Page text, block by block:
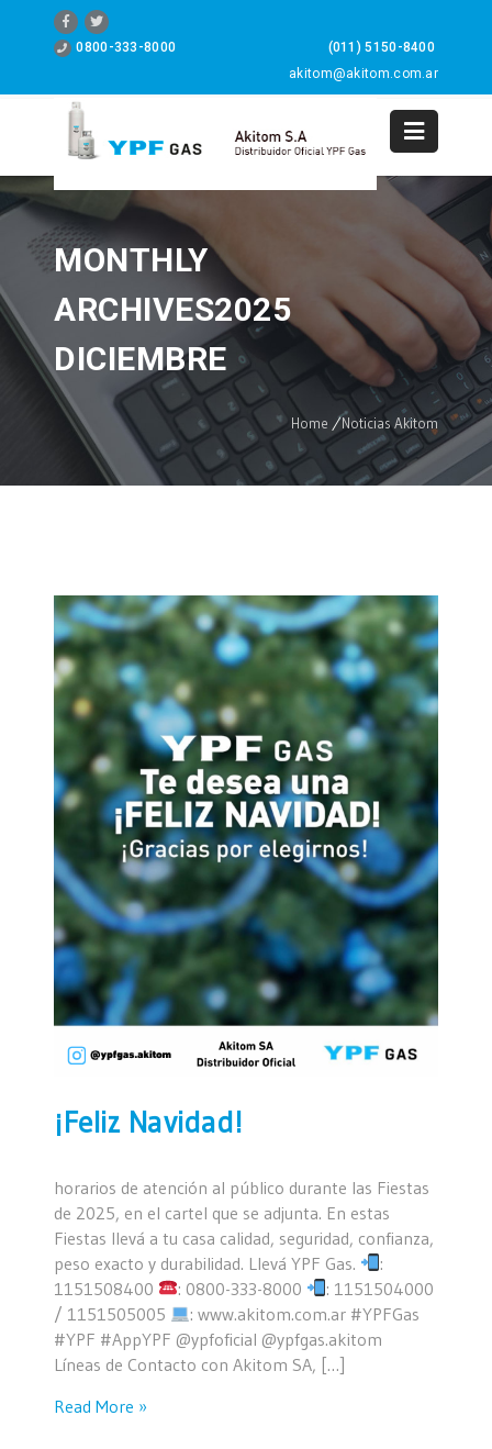
0800-333-8000
(011) 5150-8400
akitom@akitom.com.ar
MONTHLY
ARCHIVES2025
DICIEMBRE
Home / Noticias Akitom
¡Feliz Navidad!
horarios de atención al público durante las Fiestas
de 2025, en el cartel que se adjunta. En estas
Fiestas llevá a tu casa calidad, seguridad, confianza,
peso exacto y durabilidad. Llevá YPF Gas.
:
1151508400
: 0800-333-8000
: 1151504000
/ 1151505005
: www.akitom.com.ar #YPFGas
#YPF #AppYPF @ypfoficial @ypfgas.akitom
Líneas de Contacto con Akitom SA, […]
Read More »